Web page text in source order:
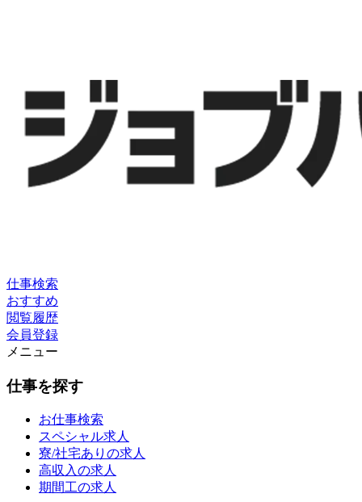
仕事検索
おすすめ
閲覧履歴
会員登録
メニュー
仕事を探す
お仕事検索
スペシャル求人
寮/社宅ありの求人
高収入の求人
期間工の求人